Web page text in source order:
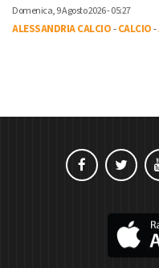
Domenica, 9 Agosto 2026 - 05:27
ALESSANDRIA CALCIO-CALCIO-